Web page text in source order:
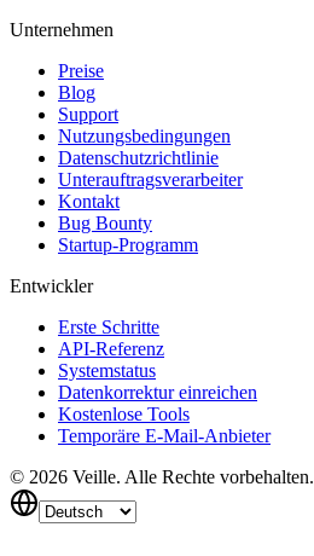
Unternehmen
Preise
Blog
Support
Nutzungsbedingungen
Datenschutzrichtlinie
Unterauftragsverarbeiter
Kontakt
Bug Bounty
Startup-Programm
Entwickler
Erste Schritte
API-Referenz
Systemstatus
Datenkorrektur einreichen
Kostenlose Tools
Temporäre E-Mail-Anbieter
© 2026 Veille. Alle Rechte vorbehalten.